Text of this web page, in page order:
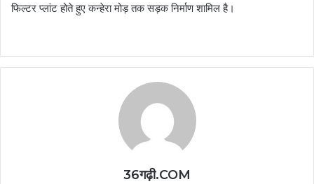
फिल्टर प्लांट होते हुए कन्हेरा मोड़ तक सड़क निर्माण शामिल है।
36गढ़ी.COM